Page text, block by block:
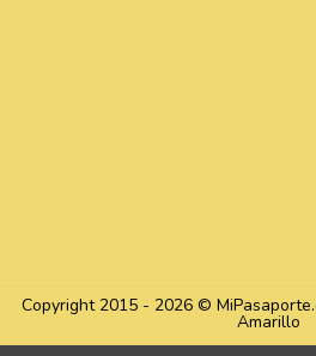
Copyright 2015 - 2026 ©
Amarillo